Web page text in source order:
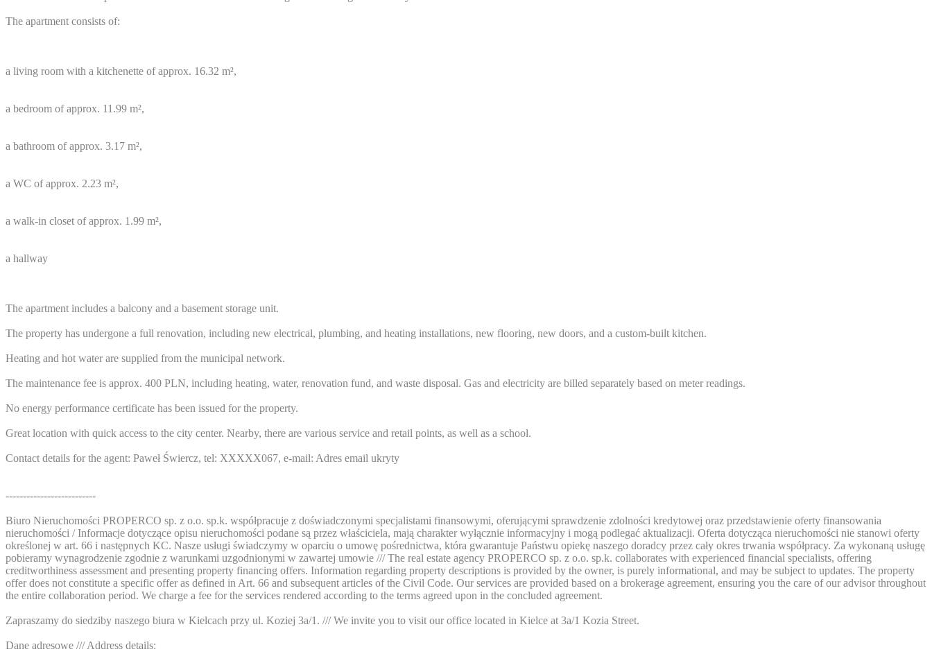
The apartment consists of:
a living room with a kitchenette of approx. 16.32 m²,
a bedroom of approx. 11.99 m²,
a bathroom of approx. 3.17 m²,
a WC of approx. 2.23 m²,
a walk-in closet of approx. 1.99 m²,
a hallway
The apartment includes a balcony and a basement storage unit.
The property has undergone a full renovation, including new electrical, plumbing, and heating installations, new flooring, new doors, and a custom-built kitchen.
Heating and hot water are supplied from the municipal network.
The maintenance fee is approx. 400 PLN, including heating, water, renovation fund, and waste disposal. Gas and electricity are billed separately based on meter readings.
No energy performance certificate has been issued for the property.
Great location with quick access to the city center. Nearby, there are various service and retail points, as well as a school.
Contact details for the agent: Paweł Świercz, tel: XXXXX067, e-mail: Adres email ukryty
--------------------------
Biuro Nieruchomości PROPERCO sp. z o.o. sp.k. współpracuje z doświadczonymi specjalistami finansowymi, oferującymi sprawdzenie zdolności kredytowej oraz przedstawienie oferty finansowania
nieruchomości / Informacje dotyczące opisu nieruchomości podane są przez właściciela, mają charakter wyłącznie informacyjny i mogą podlegać aktualizacji. Oferta dotycząca nieruchomości nie stanowi oferty
określonej w art. 66 i następnych KC. Nasze usługi świadczymy w oparciu o umowę pośrednictwa, która gwarantuje Państwu opiekę naszego doradcy przez cały okres trwania współpracy. Za wykonaną usługę
pobieramy wynagrodzenie zgodnie z warunkami uzgodnionymi w zawartej umowie /// The real estate agency PROPERCO sp. z o.o. sp.k. collaborates with experienced financial specialists, offering
creditworthiness assessment and presenting property financing offers. Information regarding property descriptions is provided by the owner, is purely informational, and may be subject to updates. The property
offer does not constitute a specific offer as defined in Art. 66 and subsequent articles of the Civil Code. Our services are provided based on a brokerage agreement, ensuring you the care of our advisor throughout
the entire collaboration period. We charge a fee for the services rendered according to the terms agreed upon in the concluded agreement.
Zapraszamy do siedziby naszego biura w Kielcach przy ul. Koziej 3a/1. /// We invite you to visit our office located in Kielce at 3a/1 Kozia Street.
Dane adresowe /// Address details: